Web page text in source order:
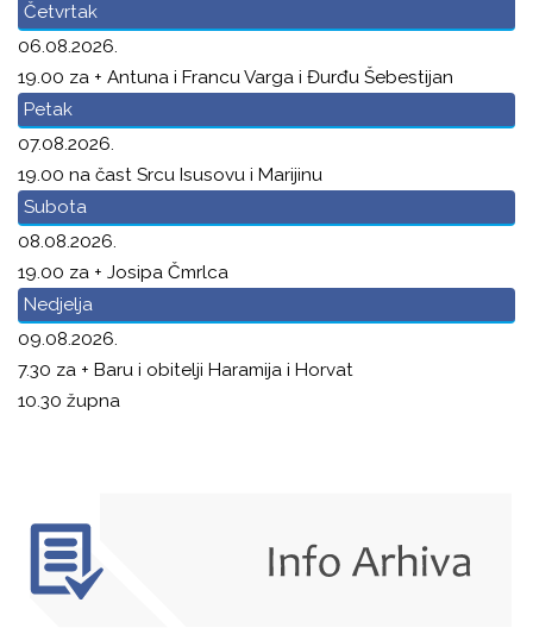
Četvrtak
06.08.2026.
19.00 za + Antuna i Francu Varga i Đurđu Šebestijan
Petak
07.08.2026.
19.00 na čast Srcu Isusovu i Marijinu
Subota
08.08.2026.
19.00 za + Josipa Čmrlca
Nedjelja
09.08.2026.
7.30 za + Baru i obitelji Haramija i Horvat
10.30 župna